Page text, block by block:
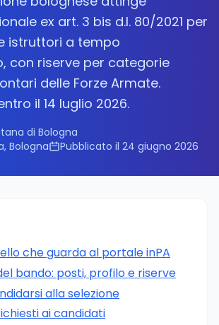
ex art. 3 bis d.l. 80/2021 per
istruttori a tempo
con riserve per categorie
delle Forze Armate.
il 14 luglio 2026.
di Bologna
Bologna
Pubblicato il 24 giugno 2026
che guarda al portale inPA
bando: posti, profilo e riserve
alla selezione
ai candidati